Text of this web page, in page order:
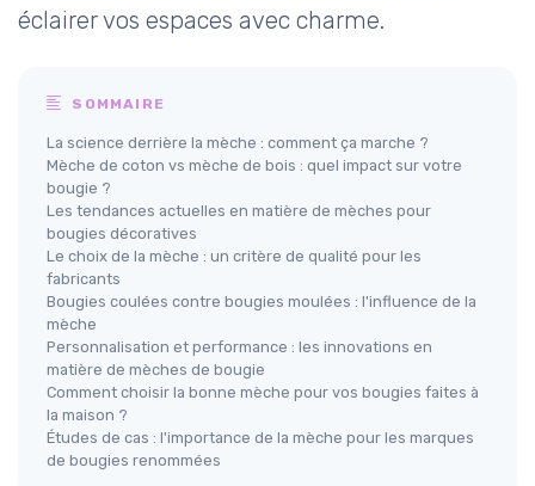
éclairer vos espaces avec charme.
SOMMAIRE
La science derrière la mèche : comment ça marche ?
Mèche de coton vs mèche de bois : quel impact sur votre
bougie ?
Les tendances actuelles en matière de mèches pour
bougies décoratives
Le choix de la mèche : un critère de qualité pour les
fabricants
Bougies coulées contre bougies moulées : l'influence de la
mèche
Personnalisation et performance : les innovations en
matière de mèches de bougie
Comment choisir la bonne mèche pour vos bougies faites à
la maison ?
Études de cas : l'importance de la mèche pour les marques
de bougies renommées